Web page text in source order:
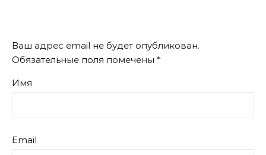
Ваш адрес email не будет опубликован.
Обязательные поля помечены *
Имя
Email